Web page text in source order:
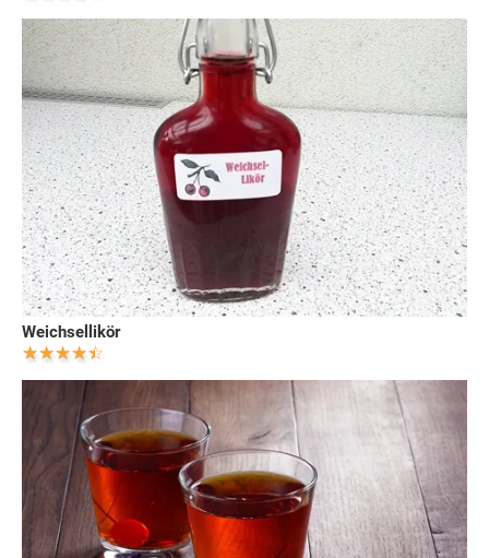
Weichsellikör